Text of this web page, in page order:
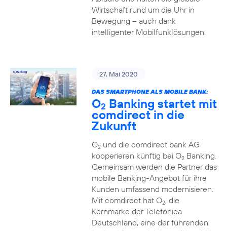
Wirtschaft rund um die Uhr in
Bewegung – auch dank
intelligenter Mobilfunklösungen.
27. Mai 2020
DAS SMARTPHONE ALS MOBILE BANK:
O2 Banking startet mit
comdirect in die
Zukunft
O2und die comdirect bank AG
kooperieren künftig bei O2Banking.
Gemeinsam werden die Partner das
mobile Banking-Angebot für ihre
Kunden umfassend modernisieren.
Mit comdirect hat O2, die
Kernmarke der Telefónica
Deutschland, eine der führenden